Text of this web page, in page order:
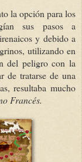
la opción para los
sus pasos a
y debido a
utilizando en
del peligro con la
de tratarse de una
resultaba mucho
Francés.